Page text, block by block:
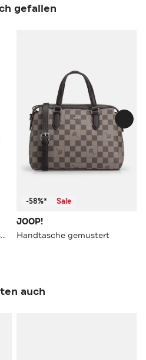
gefallen
Handtasche Mazzolino Jasmina khaki
-58%* Sale
JOOP!
Handtasche gemustert
auch